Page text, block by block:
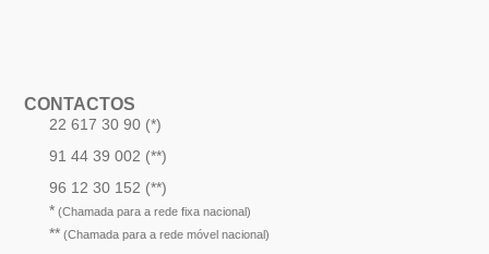
CONTACTOS
22 617 30 90 (*)
91 44 39 002 (**)
96 12 30 152 (**)
*(Chamada para a rede fixa nacional)
**(Chamada para a rede móvel nacional)